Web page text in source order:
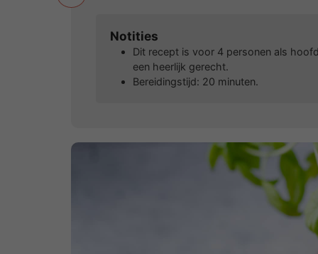
Notities
Dit recept is voor 4 personen als
een heerlijk gerecht.
Bereidingstijd: 20 minuten.